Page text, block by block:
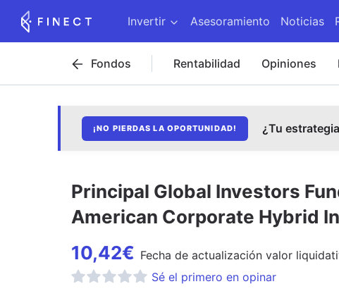
Invertir Asesoramiento Noticias
Fondos Rentabilidad Opiniones
¡NO PIERDAS LA OPORTUNIDAD! ¿Tu
Principal Global Investors
American Corporate Hybrid
10,42€ Fecha de actualización valor
Sé el primero en opinar